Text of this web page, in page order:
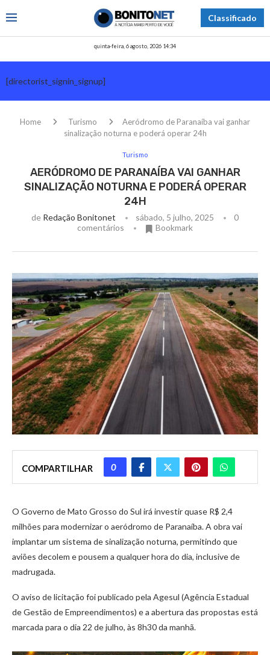
Classificado
quinta-feira, 6 agosto, 2026 14:34
[directorist_signin_signup]
Home Turismo
Aeródromo de Paranaíba vai ganhar
sinalização noturna e poderá operar 24h
Turismo
AERÓDROMO DE PARANAÍBA VAI GANHAR
SINALIZAÇÃO NOTURNA E PODERÁ OPERAR
24H
de Redação Bonitonet sábado, 5 julho, 2025
0
comentários
Bookmark
COMPARTILHAR 0
O Governo de Mato Grosso do Sul irá investir quase R$ 2,4
milhões para modernizar o aeródromo de Paranaíba. A obra vai
implantar um sistema de sinalização noturna, permitindo que
aviões decolem e pousem a qualquer hora do dia, inclusive de
madrugada.
O aviso de licitação foi publicado pela Agesul (Agência Estadual
de Gestão de Empreendimentos) e a abertura das propostas está
marcada para o dia 22 de julho, às 8h30 da manhã.